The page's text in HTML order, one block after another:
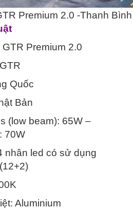
Premium 2.0 -Thanh
Premium 2.0
Quốc
Bản
(low beam): 65W –
70W
nhân led có sử dụng
Aluminium